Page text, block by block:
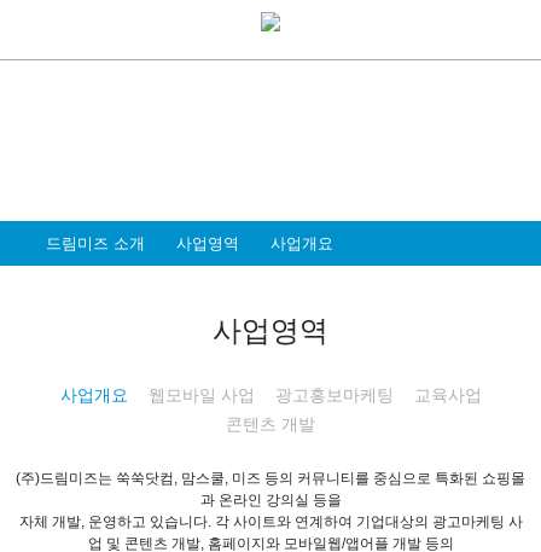
드림미즈 소개 사업영역 사업개요
사업영역
사업개요 웹모바일 사업 광고홍보마케팅
교육사업
콘텐츠 개발
(주)드림미즈는 쑥쑥닷컴, 맘스쿨, 미즈 등의 커뮤니티를 중심으로 특화된 쇼핑몰
과 온라인 강의실 등을
자체 개발, 운영하고 있습니다. 각 사이트와 연계하여 기업대상의 광고마케팅 사
업 및 콘텐츠 개발, 홈페이지와 모바일웹/앱어플 개발 등의